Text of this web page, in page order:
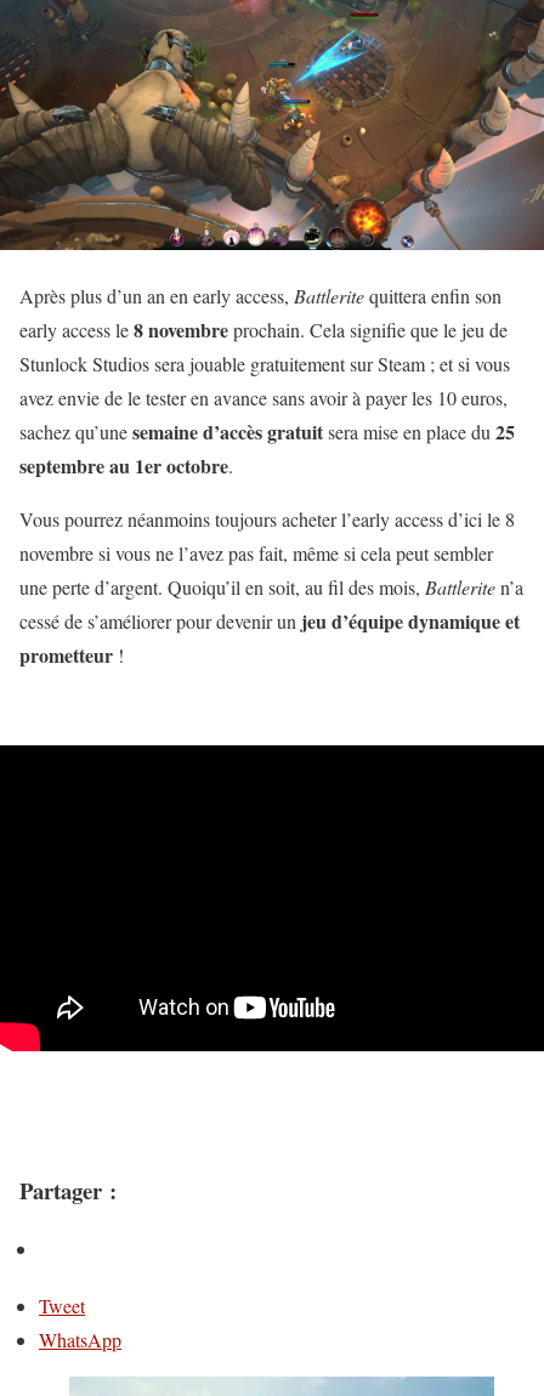
Après plus d’un an en early access, Battleritequittera enfin son
early access le8 novembreprochain. Cela signifie que le jeu de
Stunlock Studios sera jouable gratuitement sur Steam ; et si vous
avez envie de le tester en avance sans avoir à payer les 10 euros,
sachez qu’unesemaine d’accès gratuitsera mise en place du 25
septembre au 1er octobre.
Vous pourrez néanmoins toujours acheter l’early access d’ici le 8
novembre si vous ne l’avez pas fait, même si cela peut sembler
une perte d’argent. Quoiqu’il en soit, au fil des mois, Battleriten’a
cessé de s’améliorer pour devenir un jeu d’équipe dynamique et
prometteur !
Partager :
Tweet
WhatsApp